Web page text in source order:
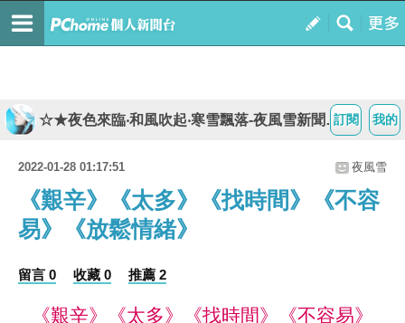
我的
訂閱
☆★夜色來臨‧和風吹起‧寒雪飄落-夜風雪新聞台★☆
2022-01-28 01:17:51 夜風雪
《艱辛》《太多》《找時間》《不容
易》《放鬆情緒》
留言 0 收藏 0 推薦 2
《艱辛》《太多》《找時間》《不容易》